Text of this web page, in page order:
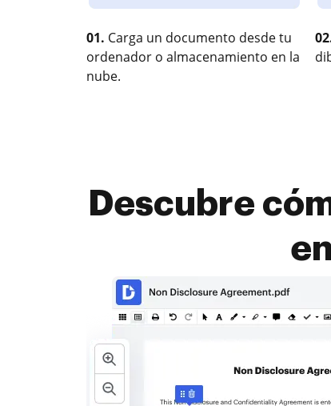
01. Carga un documento desde tu
ordenador o almacenamiento en la
nube.
Descubre